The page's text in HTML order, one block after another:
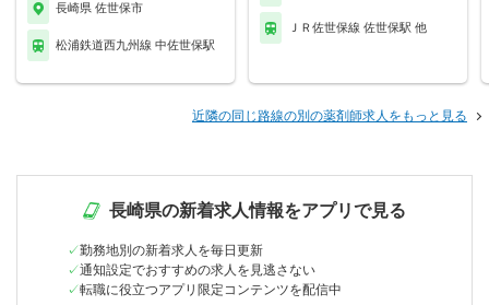
長崎県 佐世保市
松浦鉄道西九州線 中佐世保駅
ＪＲ佐世保線 佐世保駅 他
近隣の同じ路線の別の薬剤師求人をもっと見る
長崎県の新着求人情報をアプリで見る
勤務地別の新着求人を毎日更新
通知設定でおすすめの求人を見逃さない
転職に役立つアプリ限定コンテンツを配信中